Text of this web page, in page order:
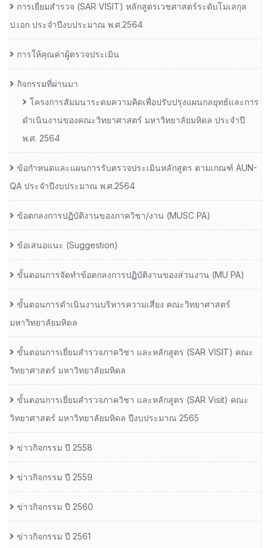
การเยี่ยมสํารวจ (SAR VISIT) หลักสูตรเวชศาสตร์ระดับโมเลกุล
ป.เอก ประจําปีงบประมาณ พ.ศ.2564
การให้คุณค่าผู้ตรวจประเมิน
กิจกรรมที่ผ่านมา
โครงการสัมมนาระดมความคิดเพื่อปรับปรุงแผนกลยุทธ์และการ
ดำเนินงานของคณะวิทยาศาสตร์ มหาวิทยาลัยมหิดล ประจำปี
พ.ศ. 2564
ข้อกำหนดและแผนการรับตรวจประเมินหลักสูตร ตามเกณฑ์ AUN-
QA ประจำปีงบประมาณ พ.ศ.2564
ข้อตกลงการปฏิบัติงานของภาควิชา/งาน (MUSC PA)
ข้อเสนอแนะ (Suggestion)
ขั้นตอนการจัดทำข้อตกลงการปฏิบัติงานของส่วนงาน (MU PA)
ขั้นตอนการดำเนินงานบริหารความเสี่ยง คณะวิทยาศาสตร์
มหาวิทยาลัยมหิดล
ขั้นตอนการเยี่ยมสำรวจภาควิชา และหลักสูตร (SAR VISIT) คณะ
วิทยาศาสตร์ มหาวิทยาลัยมหิดล
ขั้นตอนการเยี่ยมสำรวจภาควิชา และหลักสูตร (SAR Visit) คณะ
วิทยาศาสตร์ มหาวิทยาลัยมหิดล ปีงบประมาณ 2565
ข่าวกิจกรรม ปี 2558
ข่าวกิจกรรม ปี 2559
ข่าวกิจกรรม ปี 2560
ข่าวกิจกรรม ปี 2561